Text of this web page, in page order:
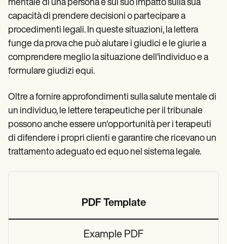
mentale di una persona e sul suo impatto sulla sua
capacità di prendere decisioni o partecipare a
procedimenti legali. In queste situazioni, la lettera
funge da prova che può aiutare i giudici e le giurie a
comprendere meglio la situazione dell'individuo e a
formulare giudizi equi.
Oltre a fornire approfondimenti sulla salute mentale di
un individuo, le lettere terapeutiche per il tribunale
possono anche essere un'opportunità per i terapeuti
di difendere i propri clienti e garantire che ricevano un
trattamento adeguato ed equo nel sistema legale.
PDF Template
Example PDF